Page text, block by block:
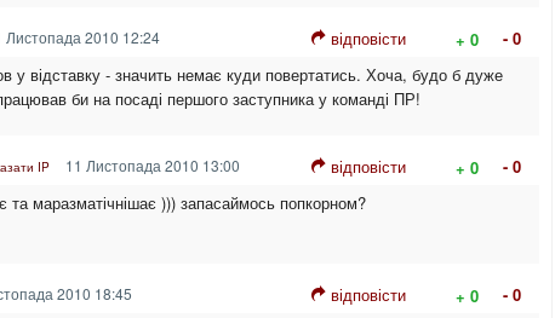
Листопада 2010 12:24 відповісти + 0
- 0
у відставку - значить немає куди повертатись. Хоча, будо б дуже
би на посаді першого заступника у команді ПР!
IP 11 Листопада 2010 13:00 відповісти + 0
- 0
та маразматічнішає ))) запасаймось попкорном?
2010 18:45 відповісти + 0
- 0